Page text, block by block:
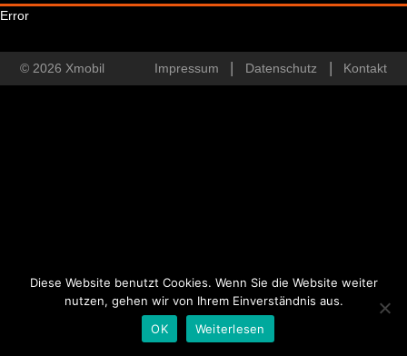
Error
© 2026 Xmobil Impressum Datenschutz Kontakt
Diese Website benutzt Cookies. Wenn Sie die Website weiter
nutzen, gehen wir von Ihrem Einverständnis aus.
OK
Weiterlesen